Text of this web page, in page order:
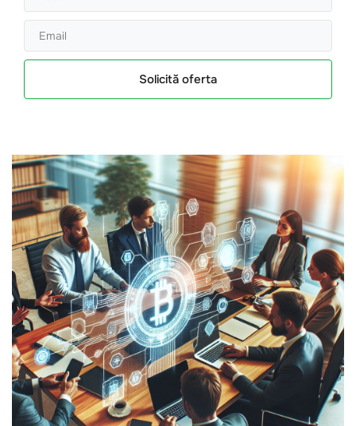
Solicită oferta